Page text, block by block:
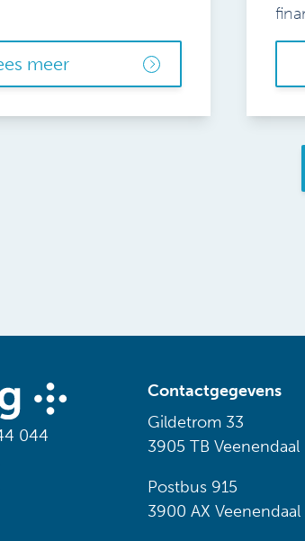
meer
044
Contactgegevens
Gildetrom 33
3905 TB Veenendaal
Postbus 915
3900 AX Veenendaal